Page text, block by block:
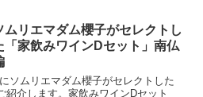
ムリエマダム櫻子がセレクトし
「家飲みワインDセット」南仏
ソムリエマダム櫻子がセレクトした
紹介します。家飲みワインDセット